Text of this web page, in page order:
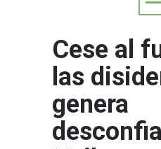
Cese al
las
genera